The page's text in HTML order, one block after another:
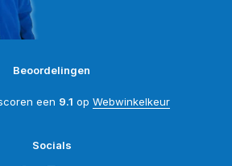
Beoordelingen
een 9.1 op Webwinkelkeur
Socials